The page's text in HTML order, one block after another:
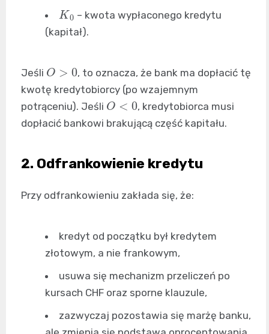
K0
– kwota wypłaconego kredytu
(kapitał).
Jeśli O>
, to oznacza, że bank ma dopłacić tę
kwotę kredytobiorcy (po wzajemnym
potrąceniu). Jeśli O< 0
, kredytobiorca musi
dopłacić bankowi brakującą część kapitału.
2. Odfrankowienie kredytu
Przy odfrankowieniu zakłada się, że:
kredyt od początku był kredytem
złotowym, a nie frankowym,
usuwa się mechanizm przeliczeń po
kursach CHF oraz sporne klauzule,
zazwyczaj pozostawia się marżę banku,